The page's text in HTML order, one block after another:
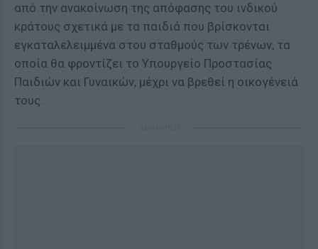
από την ανακοίνωση της απόφασης του ινδικού
κράτους σχετικά με τα παιδιά που βρίσκονται
εγκαταλελειμμένα στου σταθμούς των τρένων, τα
οποία θα φροντίζει το Υπουργείο Προστασίας
Παιδιών και Γυναικών, μέχρι να βρεθεί η οικογένειά
τους.